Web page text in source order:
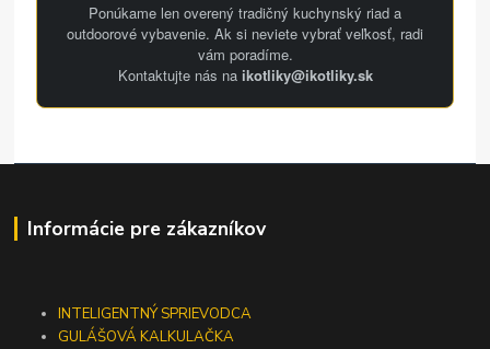
Ponúkame len overený tradičný kuchynský riad a
outdoorové vybavenie. Ak si neviete vybrať veľkosť, radi
vám poradíme.
Kontaktujte nás na ikotliky@ikotliky.sk
Informácie pre zákazníkov
INTELIGENTNÝ SPRIEVODCA
GULÁŠOVÁ KALKULAČKA